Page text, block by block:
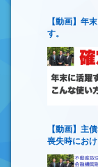
【動画】年
す。
【動画】主
喪失時にお